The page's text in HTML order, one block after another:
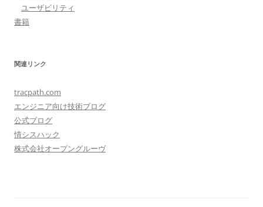
ユーザビリティ
書籍
関連リンク
tracpath.com
エンジニア向け技術ブログ
公式ブログ
情シスハック
株式会社オープングルーヴ